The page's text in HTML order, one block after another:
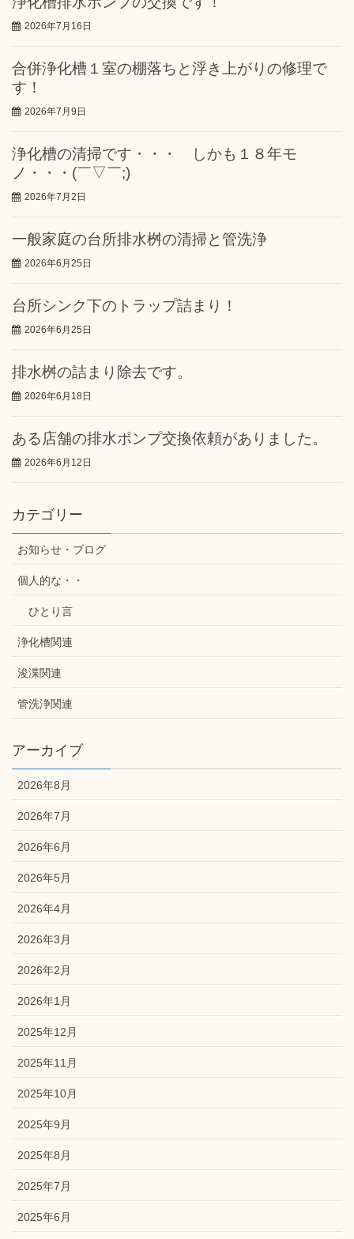
2026年7月16日
合併浄化槽１室の棚落ちと浮き上がりの修理で
す！
2026年7月9日
浄化槽の清掃です・・・ しかも１８年モ
ノ・・・(￣▽￣;)
2026年7月2日
一般家庭の台所排水桝の清掃と管洗浄
2026年6月25日
台所シンク下のトラップ詰まり！
2026年6月25日
排水桝の詰まり除去です。
2026年6月18日
ある店舗の排水ポンプ交換依頼がありました。
2026年6月12日
カテゴリー
お知らせ・ブログ
個人的な・・
ひとり言
浄化槽関連
浚渫関連
管洗浄関連
アーカイブ
2026年8月
2026年7月
2026年6月
2026年5月
2026年4月
2026年3月
2026年2月
2026年1月
2025年12月
2025年11月
2025年10月
2025年9月
2025年8月
2025年7月
2025年6月